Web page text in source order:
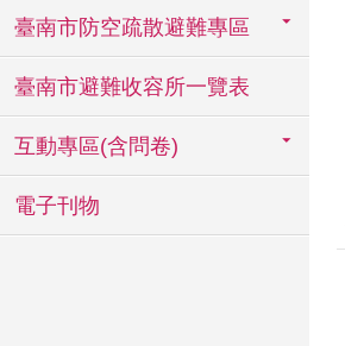
臺南市防空疏散避難專區
臺南市避難收容所一覽表
互動專區(含問卷)
電子刊物